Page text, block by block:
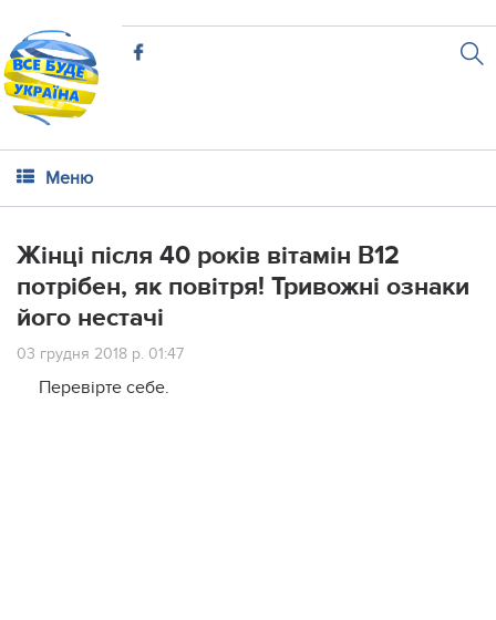
Меню
Жінці після 40 років вітамін В12
потрібен, як повітря! Тривожні ознаки
його нестачі
03 грудня 2018 р. 01:47
Перевірте себе.